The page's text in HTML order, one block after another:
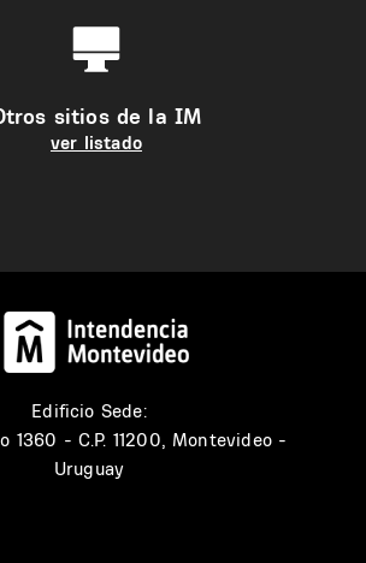
sitios de la IM
ver listado
Edificio Sede:
1360 - C.P. 11200, Montevideo -
Uruguay